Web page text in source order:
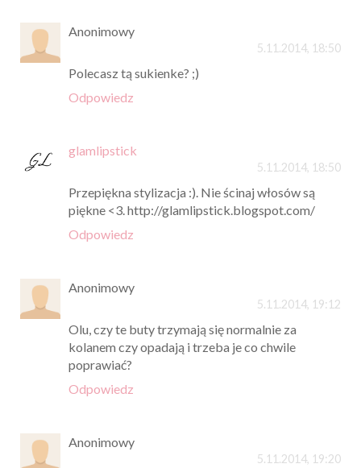
Anonimowy
5.11.2014, 18:50
Polecasz tą sukienke? ;)
Odpowiedz
glamlipstick
5.11.2014, 18:50
Przepiękna stylizacja :). Nie ścinaj włosów są
piękne <3. http://glamlipstick.blogspot.com/
Odpowiedz
Anonimowy
5.11.2014, 19:12
Olu, czy te buty trzymają się normalnie za
kolanem czy opadają i trzeba je co chwile
poprawiać?
Odpowiedz
Anonimowy
5.11.2014, 19:20